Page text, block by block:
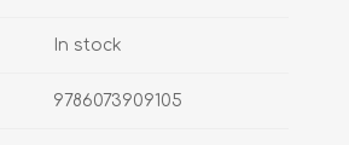
In stock
9786073909105